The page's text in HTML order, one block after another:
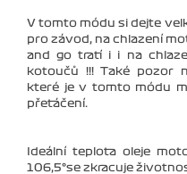
V tomto módu si dejte
pro závod, na chlazení
and go tratí i i na
kotoučů !!! Také pozor
které je v tomto módu
přetáčení.
Ideální teplota oleje
106,5°se zkracuje